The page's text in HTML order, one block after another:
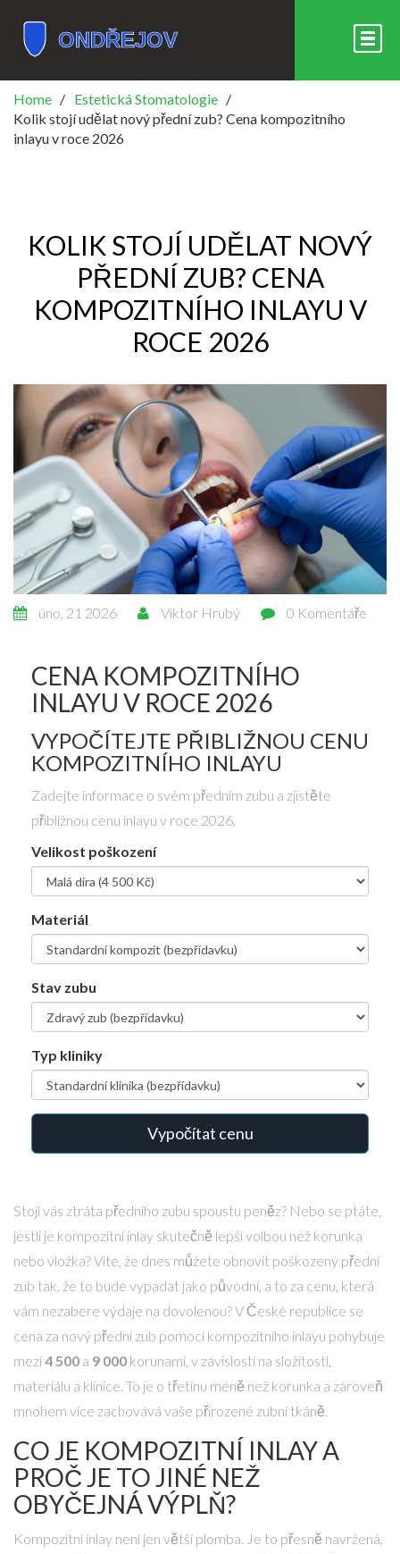
Home
Estetická Stomatologie
Kolik stojí udělat nový přední zub? Cena kompozitního
inlayu v roce 2026
KOLIK STOJÍ UDĚLAT NOVÝ
PŘEDNÍ ZUB? CENA
KOMPOZITNÍHO INLAYU V
ROCE 2026
úno, 21 2026 Viktor Hrubý 0 Komentáře
CENA KOMPOZITNÍHO
INLAYU V ROCE 2026
VYPOČÍTEJTE PŘIBLIŽNOU CENU
KOMPOZITNÍHO INLAYU
Zadejte informace o svém předním zubu a zjistěte
přibližnou cenu inlayu v roce 2026.
Velikost poškození
Materiál
Stav zubu
Typ kliniky
Vypočítat cenu
Stojí vás ztráta předního zubu spoustu peněz? Nebo se ptáte,
jestli je kompozitní inlay skutečně lepší volbou než korunka
nebo vložka? Víte, že dnes můžete obnovit poškozený přední
zub tak, že to bude vypadat jako původní, a to za cenu, která
vám nezabere výdaje na dovolenou? V České republice se
cena za nový přední zub pomocí kompozitního inlayu pohybuje
mezi4 500 a 9 000 korunami, v závislosti na složitosti,
materiálu a klinice. To je o třetinu méně než korunka a zároveň
mnohem více zachovává vaše přirozené zubní tkáně.
CO JE KOMPOZITNÍ INLAY A
PROČ JE TO JINÉ NEŽ
OBYČEJNÁ VÝPLŇ?
Kompozitní inlay není jen větší plomba. Je to přesně navržená,